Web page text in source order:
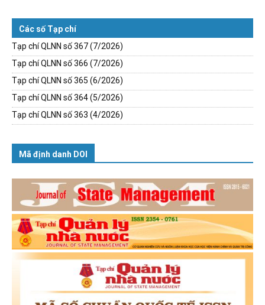
Các số Tạp chí
Tạp chí QLNN số 367 (7/2026)
Tạp chí QLNN số 366 (7/2026)
Tạp chí QLNN số 365 (6/2026)
Tạp chí QLNN số 364 (5/2026)
Tạp chí QLNN số 363 (4/2026)
Mã định danh DOI